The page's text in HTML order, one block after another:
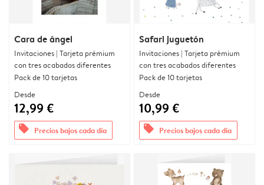
Cara de ángel
Invitaciones | Tarjeta prémium
con tres acabados diferentes
Pack de 10 tarjetas
Desde
12,99 €
offers Precios bajos cada día
Safari juguetón
Invitaciones | Tarjeta prémium
con tres acabados diferentes
Pack de 10 tarjetas
Desde
10,99 €
offers Precios bajos cada día